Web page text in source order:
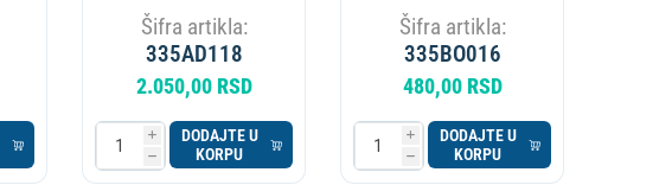
Šifra artikla:
335AD118
2.050,00 RSD
i
h
DODAJTE U
KORPU
Šifra artikla:
335BO016
480,00 RSD
i
h
DODAJTE U
KORPU